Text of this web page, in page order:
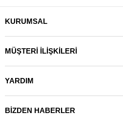
Sınıflandırma
Ürün Serisi: ACS150
KURUMSAL
MÜŞTERİ İLİŞKİLERİ
YARDIM
BİZDEN HABERLER